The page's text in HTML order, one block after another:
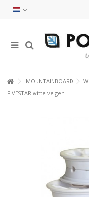
MOUNTAINBOARD
FIVESTAR witte velgen